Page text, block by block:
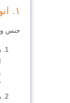
۱. انواع ورق پانچ بر اساس جنس
جنس